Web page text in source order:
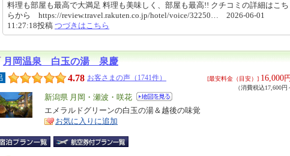
料理も部屋も最高で大満足 料理も美味しく、部屋も最高!! クチコミの詳細はこち
らから https://review.travel.rakuten.co.jp/hotel/voice/32250… 2026-06-01
11:27:18投稿 つづきはこちら
月岡温泉 白玉の湯 泉慶
4.78 お客さまの声（1741件） [最安料金（目安）] 16,000
（消費税込17,600円
エ
リ
ア
新潟県 月岡・瀬波・咲花
特
徴
エメラルドグリーンの白玉の湯＆越後の味覚
お気に入りに追加